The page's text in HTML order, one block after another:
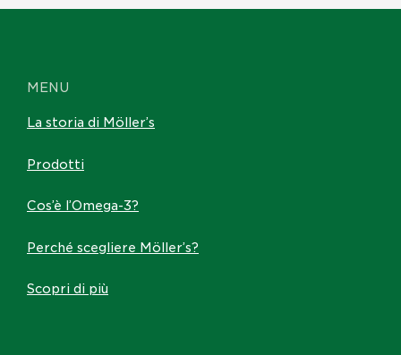
MENU
La storia di Möller’s
Prodotti
Cos’è l’Omega-3?
Perché scegliere Möller’s?
Scopri di più